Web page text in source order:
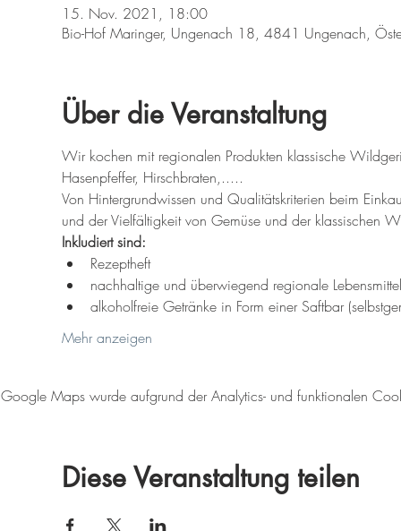
15. Nov. 2021, 18:00
Bio-Hof Maringer, Ungenach 18, 4841 Ungenach,
Über die Veranstaltung
Wir kochen mit regionalen Produkten klassische
Hasenpfeffer, Hirschbraten,.....
Von Hintergrundwissen und Qualitätskriterien beim
und der Vielfältigkeit von Gemüse und der klassischen
Inkludiert sind:
Rezeptheft
nachhaltige und überwiegend regionale Lebensmittel
alkoholfreie Getränke in Form einer Saftbar
Mehr anzeigen
Google Maps wurde aufgrund der Analytics- und funktionalen
Diese Veranstaltung teilen